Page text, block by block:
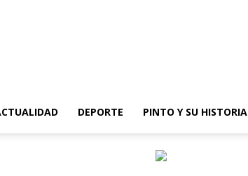
DEPORTE PINTO Y SU HISTORIA